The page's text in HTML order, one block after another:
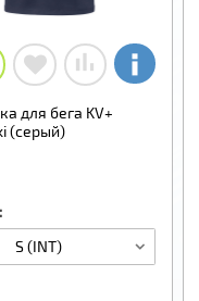
для бега KV+
(серый)
S (INT)